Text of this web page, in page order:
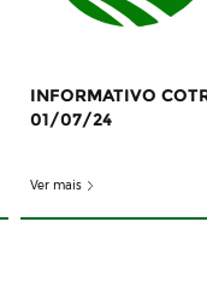
INFORMATIVO
01/07/24
Ver mais